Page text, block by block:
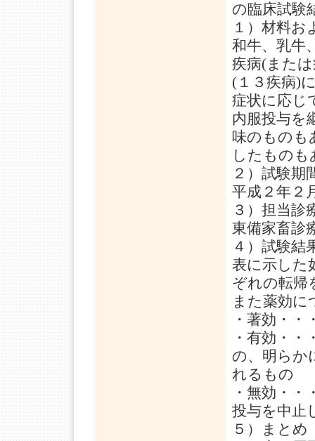
の臨床試験
１）材料お
和牛、乳牛
疾病(また
(１３疾病)
症状に応じ
内服投与を
味のものも
したものも
２）試験期
平成２年２
３）担当診
東備家畜
４）試験結
表に示した
ぞれの転帰
また薬効に
・著効・
・有効・
の、明らか
れるもの
・無効・
投与を中止
５）まとめ